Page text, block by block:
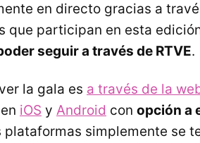
en directo gracias a
que participan en esta
seguir a través de RTVE.
la gala es a través de la
iOS y Android con opción a
plataformas simplemente se